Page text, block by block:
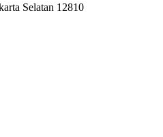
Selatan 12810